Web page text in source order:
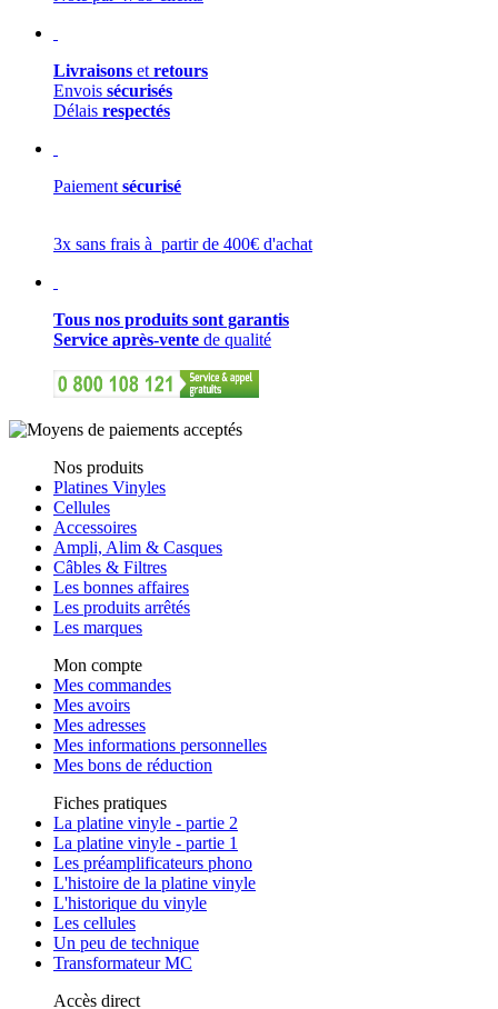
Livraisons et retours
Envois sécurisés
Délais respectés
Paiement sécurisé
3x sans frais à partir de 400€ d'achat
Tous nos produits sont garantis
Service après-vente de qualité
Nos produits
Platines Vinyles
Cellules
Accessoires
Ampli, Alim & Casques
Câbles & Filtres
Les bonnes affaires
Les produits arrêtés
Les marques
Mon compte
Mes commandes
Mes avoirs
Mes adresses
Mes informations personnelles
Mes bons de réduction
Fiches pratiques
La platine vinyle - partie 2
La platine vinyle - partie 1
Les préamplificateurs phono
L'histoire de la platine vinyle
L'historique du vinyle
Les cellules
Un peu de technique
Transformateur MC
Accès direct